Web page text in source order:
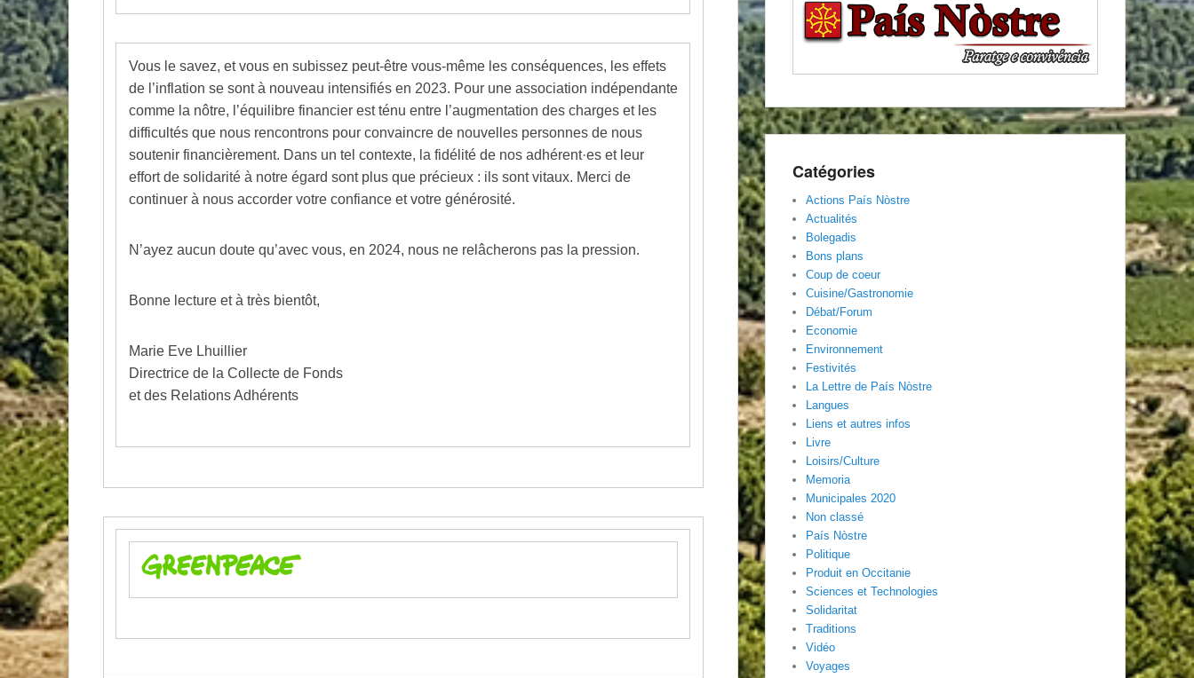
Vous le savez, et vous en subissez peut-être vous-même les conséquences, les effets
de l’inflation se sont à nouveau intensifiés en 2023. Pour une association indépendante
comme la nôtre, l’équilibre financier est ténu entre l’augmentation des charges et les
difficultés que nous rencontrons pour convaincre de nouvelles personnes de nous
soutenir financièrement. Dans un tel contexte, la fidélité de nos adhérent·es et leur
effort de solidarité à notre égard sont plus que précieux : ils sont vitaux. Merci de
continuer à nous accorder votre confiance et votre générosité.
N’ayez aucun doute qu’avec vous, en 2024, nous ne relâcherons pas la pression.
Bonne lecture et à très bientôt,
Marie Eve Lhuillier
Directrice de la Collecte de Fonds
et des Relations Adhérents
Catégories
Actions País Nòstre
Actualités
Bolegadis
Bons plans
Coup de coeur
Cuisine/Gastronomie
Débat/Forum
Economie
Environnement
Festivités
La Lettre de País Nòstre
Langues
Liens et autres infos
Livre
Loisirs/Culture
Memoria
Municipales 2020
Non classé
País Nòstre
Politique
Produit en Occitanie
Sciences et Technologies
Solidaritat
Traditions
Vidéo
Voyages